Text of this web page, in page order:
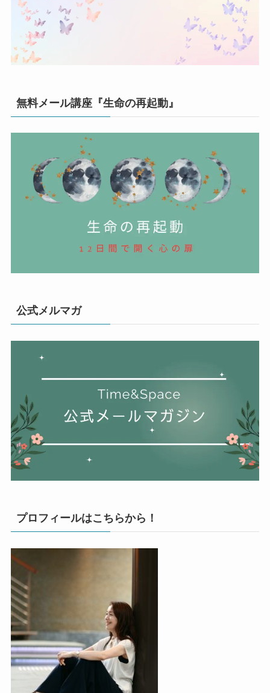
無料メール講座『生命の再起動』
公式メルマガ
プロフィールはこちらから！